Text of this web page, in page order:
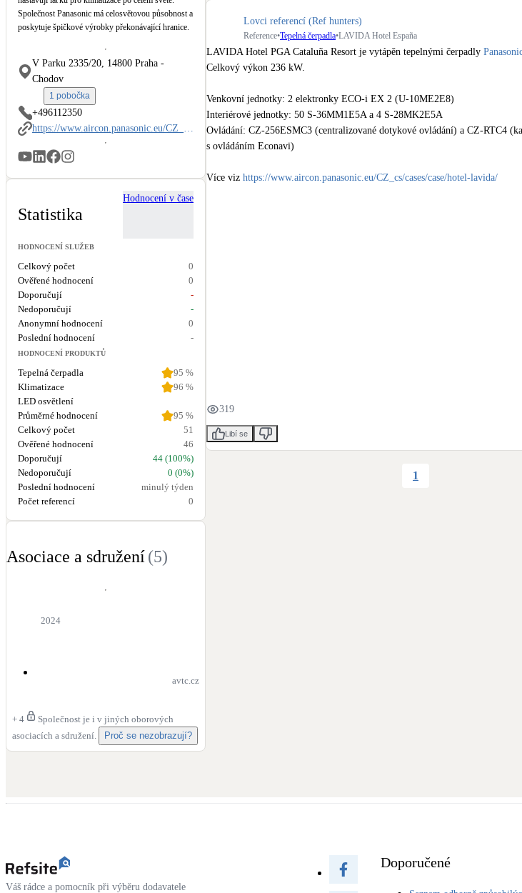
Žaluzie, markýzy, pergoly
LED osvětlení
Vnitřní i venkovní
Retence deštové vody
Malé i velké turbíny
Společnost Panasonic má celosvětovou působnost a
poskytuje špičkové výrobky překonávající hranice.
V Parku 2335/20, 14800 Praha -
Chodov
1 pobočka
+496112350
https://www.aircon.panasonic.eu/CZ_cs/
Statistika
Hodnocení v čase
HODNOCENÍ SLUŽEB
Celkový počet
0
Ověřené hodnocení
0
Doporučují
-
Nedoporučují
-
Anonymní hodnocení
0
Poslední hodnocení
-
HODNOCENÍ PRODUKTŮ
Tepelná čerpadla 95 %
Klimatizace
96 %
LED osvětlení
Průměrné hodnocení
95 %
Celkový počet
51
Ověřené hodnocení
46
Doporučují
44 (100%)
Nedoporučují
0 (0%)
Poslední hodnocení
minulý týden
Počet referencí
0
Asociace a sdružení(5)
2024
avtc.cz
+ 4
Společnost je i v jiných oborových
asociacích a sdružení.
Proč se nezobrazují?
Lovci referencí (Ref hunters)
Reference•Tepelná čerpadla•LAVIDA Hotel España
LAVIDA Hotel PGA Cataluña Resort je vytápěn tepelnými čerpadly
Celkový výkon 236 kW.
Venkovní jednotky: 2 elektronky ECO-i EX 2 (U-10ME2E8)
Interiérové jednotky: 50 S-36MM1E5A a 4 S-28MK2E5A
Ovládání: CZ-256ESMC3 (centralizované dotykové ovládání) a CZ-RTC4
s ovládáním Econavi)
Více viz https://www.aircon.panasonic.eu/CZ_cs/cases/case/hotel-lavida/
319
Libí se
1
Váš rádce a pomocník při výběru dodavatele
Doporučené